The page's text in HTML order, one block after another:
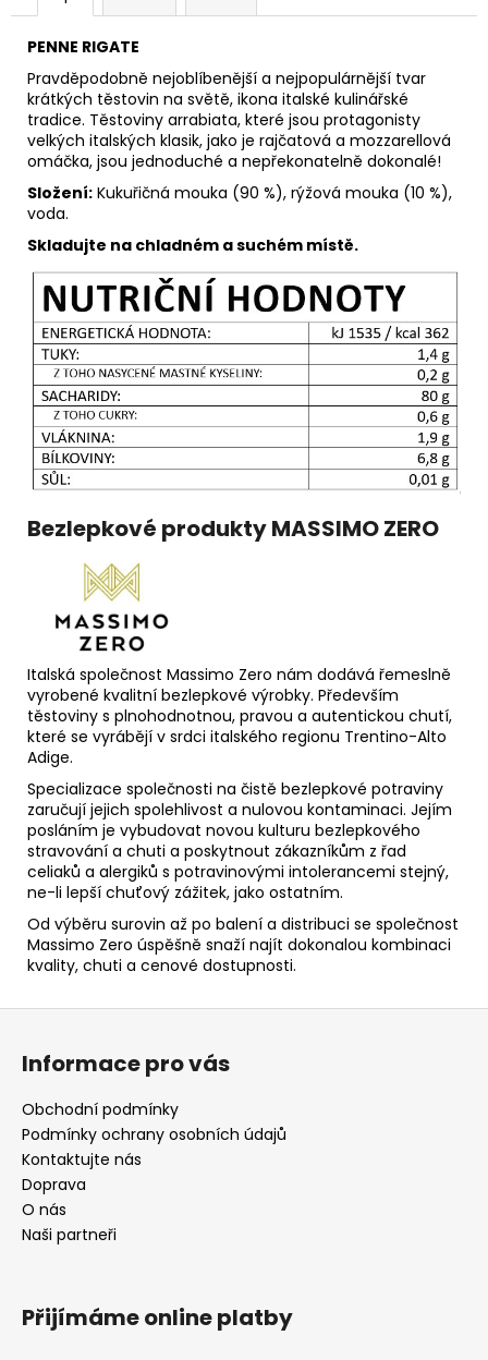
PENNE RIGATE
Pravděpodobně nejoblíbenější a nejpopulárnější tvar
krátkých těstovin na světě, ikona italské kulinářské
tradice. Těstoviny arrabiata, které jsou protagonisty
velkých italských klasik, jako je rajčatová a mozzarellová
omáčka, jsou jednoduché a nepřekonatelně dokonalé!
Složení: Kukuřičná mouka (90 %), rýžová mouka (10 %),
voda.
Skladujte na chladném a suchém místě.
Bezlepkové produkty MASSIMO ZERO
Italská společnost Massimo Zero nám dodává řemeslně
vyrobené kvalitní bezlepkové výrobky. Především
těstoviny s plnohodnotnou, pravou a autentickou chutí,
které se vyrábějí v srdci italského regionu Trentino-Alto
Adige.
Specializace společnosti na čistě bezlepkové potraviny
zaručují jejich spolehlivost a nulovou kontaminaci. Jejím
posláním je vybudovat novou kulturu bezlepkového
stravování a chuti a poskytnout zákazníkům z řad
celiaků a alergiků s potravinovými intolerancemi stejný,
ne-li lepší chuťový zážitek, jako ostatním.
Od výběru surovin až po balení a distribuci se společnost
Massimo Zero úspěšně snaží najít dokonalou kombinaci
kvality, chuti a cenové dostupnosti.
Z
Informace pro vás
Obchodní podmínky
Podmínky ochrany osobních údajů
Kontaktujte nás
Doprava
O nás
Naši partneři
Přijímáme online platby